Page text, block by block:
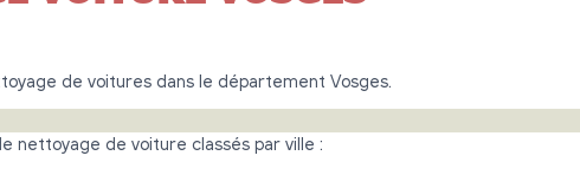
de voitures dans le département Vosges.
nettoyage de voiture classés par ville :